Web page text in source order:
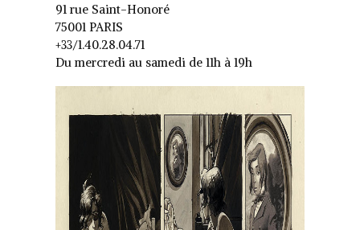
91 rue Saint-Honoré
75001 PARIS
+33/1.40.28.04.71
Du mercredi au samedi de 11h à 19h